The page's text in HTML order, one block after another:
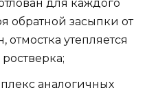
для каждого
обратной засыпки от
отмостка утепляется
аналогичных